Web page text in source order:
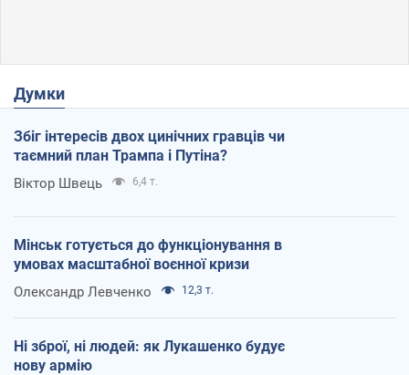
Думки
Збіг інтересів двох цинічних гравців чи
таємний план Трампа і Путіна?
Віктор Швець 6,4 т.
Мінськ готується до функціонування в
умовах масштабної воєнної кризи
Олександр Левченко 12,3 т.
Ні зброї, ні людей: як Лукашенко будує
нову армію